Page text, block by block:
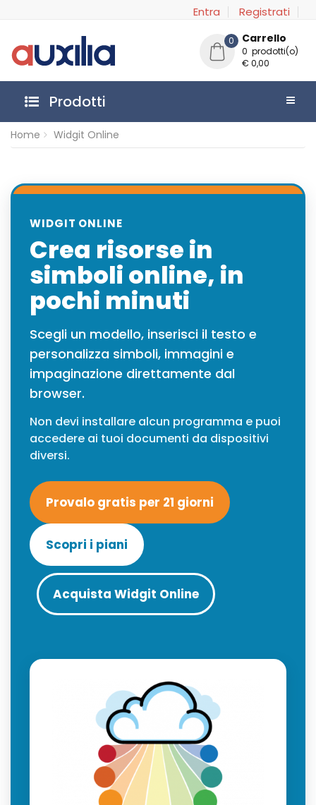
Entra Registrati
0 Carrello
0 prodotti(o)
€ 0,00
Prodotti
Home Widgit Online
WIDGIT ONLINE
Crea risorse in
simboli online, in
pochi minuti
Scegli un modello, inserisci il testo e
personalizza simboli, immagini e
impaginazione direttamente dal
browser.
Non devi installare alcun programma e puoi
accedere ai tuoi documenti da dispositivi
diversi.
Provalo gratis per 21 giorni
Scopri i piani
Acquista Widgit Online